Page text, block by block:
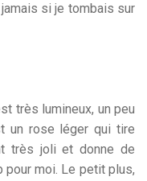
si je tombais sur
très lumineux, un peu
un rose léger qui tire
très joli et donne de
pour moi. Le petit plus,